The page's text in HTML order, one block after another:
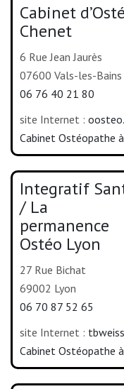
Cabinet
Chenet
6 Rue Jean Jaurès
07600 Vals-les-Bains
06 76 40 21 80
site Internet :
Cabinet Ostéopathe
Integratif
/ La
permanence
Ostéo Lyon
27 Rue Bichat
69002 Lyon
06 70 87 52 65
site Internet :
Cabinet Ostéopathe